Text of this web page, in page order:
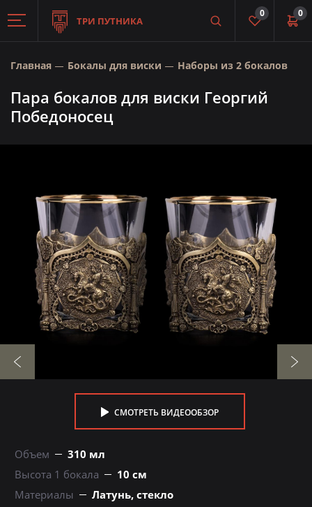
ТРИ ПУТНИКА
0
0
Главная Бокалы для виски Наборы из 2 бокалов
Пара бокалов для виски Георгий
Победоносец
СМОТРЕТЬ ВИДЕООБЗОР
Объем
310 мл
Высота 1 бокала
10 см
Материалы
Латунь, стекло